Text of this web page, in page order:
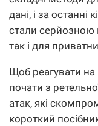
дані, і за останні
стали
так і для
Щоб реагувати на
почати з
атак, які
короткий